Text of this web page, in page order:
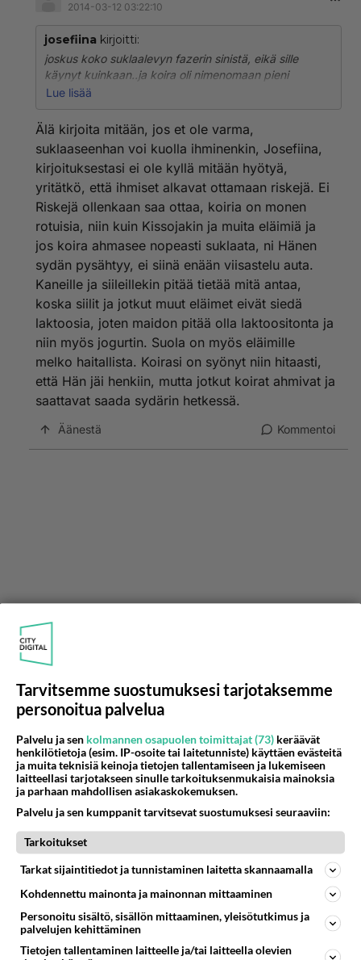
2014-03-12 03:22:10
josefiina kirjoitti:
joskus koko suklaalevyn fazerin sinistä, eikä sille
käynyt kuinkaan..ja koira oli nimenomaan pieni
kokoinen.
levyn mun pöydältä. et ei se kai niin myrkkyy oo kuin
väitetään!!
Lue lisää
Älä kirjoita mitään, jos et ole varma,
suklaaseenhan voi kuolla ihminenkin, Josefiina,
kirjoituksestasi ei ole kyllä mitään hyötyä,
yritätkö, että ihmiset alkavat ottamaan riskejä. Ei
Riskejä ollenkaan saa ottaa, koiria on monen
rotuisia, niin kuin Kissojakin ja muita eläimiä ja
jos koira ahmasee nopeasti suklaata, ni Hänen
sydän pysähtyy, ei siinä enään viisastelu auta.
Kaneille ja siileillekin pitää tietää mitä antaa,
koska siilit ja jotkut muut eläimet eivät siedä
laktoosia, joten maidon pitää olla laktoositonta ja
niin myös jogurtin. Suola on myös eläimille
melko haitallista. Koirasi on syönyt niin hitaasti,
että Hän jäi henkiin, mutta jotkut koirat ahmivat ja
saattavat saada sydärin hetkessä.
Äänestä Kommentoi
Vaihda Herkkuja
2014-03-12 03:23:08
Jorgekirjoitti:
Meillä on yorkkipentu (5kk) ja olemme antaneet sille
mieltä näistä napeista? Ovat kuitenkin koirille
tarkoitettuja...
Lue lisää
Kai niitä on muitakin herkkuja kuin suklaa.
doman
Tarvitsemme suostumuksesi tarjotaksemme
personoitua palvelua
Palvelu ja sen kolmannen osapuolen toimittajat (73) keräävät
henkilötietoja (esim. IP-osoite tai laitetunniste) käyttäen evästeitä
ja muita teknisiä keinoja tietojen tallentamiseen ja lukemiseen
laitteellasi tarjotakseen sinulle tarkoituksenmukaisia mainoksia
ja parhaan mahdollisen asiakaskokemuksen.
Palvelu ja sen kumppanit tarvitsevat suostumuksesi seuraaviin:
Tarkoitukset
Tarkat sijaintitiedot ja tunnistaminen laitetta skannaamalla
Kohdennettu mainonta ja mainonnan mittaaminen
Personoitu sisältö, sisällön mittaaminen, yleisötutkimus ja
palvelujen kehittäminen
Tietojen tallentaminen laitteelle ja/tai laitteella olevien